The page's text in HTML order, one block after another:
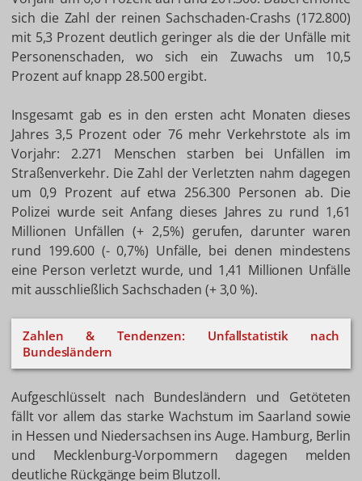
sich die Zahl der reinen Sachschaden-Crashs (172.800)
mit 5,3 Prozent deutlich geringer als die der Unfälle mit
Personenschaden, wo sich ein Zuwachs um 10,5
Prozent auf knapp 28.500 ergibt.
Insgesamt gab es in den ersten acht Monaten dieses
Jahres 3,5 Prozent oder 76 mehr Verkehrstote als im
Vorjahr: 2.271 Menschen starben bei Unfällen im
Straßenverkehr. Die Zahl der Verletzten nahm dagegen
um 0,9 Prozent auf etwa 256.300 Personen ab. Die
Polizei wurde seit Anfang dieses Jahres zu rund 1,61
Millionen Unfällen (+ 2,5%) gerufen, darunter waren
rund 199.600 (- 0,7%) Unfälle, bei denen mindestens
eine Person verletzt wurde, und 1,41 Millionen Unfälle
mit ausschließlich Sachschaden (+ 3,0 %).
Zahlen & Tendenzen: Unfallstatistik nach
Bundesländern
Aufgeschlüsselt nach Bundesländern und Getöteten
fällt vor allem das starke Wachstum im Saarland sowie
in Hessen und Niedersachsen ins Auge. Hamburg, Berlin
und Mecklenburg-Vorpommern dagegen melden
deutliche Rückgänge beim Blutzoll.